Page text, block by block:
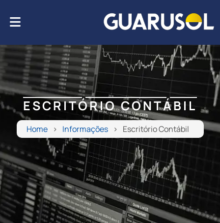
ESCRITÓRIO CONTÁBIL
Home Informações Escritório Contábil